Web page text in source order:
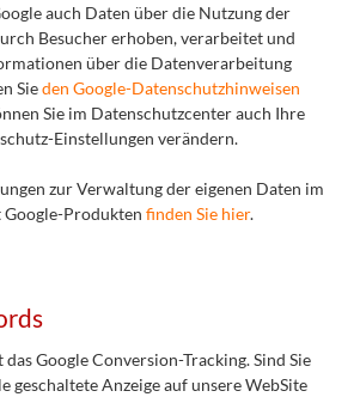
auch Daten über die Nutzung der
Besucher erhoben, verarbeitet und
über die Datenverarbeitung
Sieden Google-Datenschutzhinweisen
Sie im Datenschutzcenter auch Ihre
Einstellungen verändern.
zur Verwaltung der eigenen Daten im
Produkten finden Sie hier.
Google Conversion-Tracking. Sind Sie
geschaltete Anzeige auf unsere WebSite